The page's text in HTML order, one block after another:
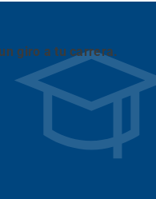
giro a tu carrera.